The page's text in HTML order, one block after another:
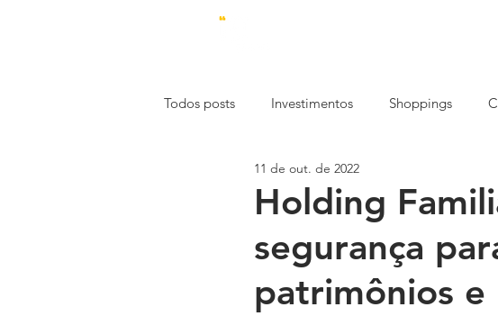
Todos posts Investimentos Shoppings
Economia
Mercado de Trabalho Construção
Holding
segurança
patrimônios e
11 de out. de 2022